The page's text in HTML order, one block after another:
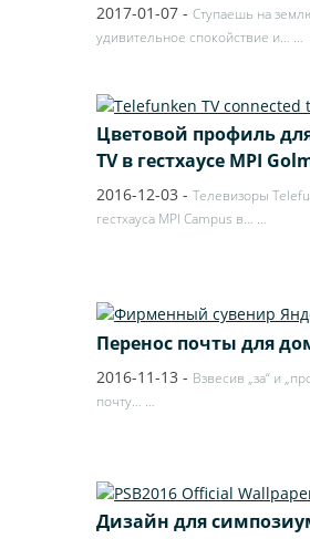
2017-01-07 - Ступаешь на
удивительное спокойствие и…
Цветовой профиль
TV в гестхаусе MPI
2016-12-03 - Телевизоры
гестхауса MPI Campus в… …
Перенос почты для
2016-11-13 - Взвесив „за“ и
почту…
Дизайн для